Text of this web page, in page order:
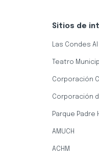
Sitios de
Las Condes AI
Teatro
Corporación
Corporación
Parque Padre
AMUCH
ACHM